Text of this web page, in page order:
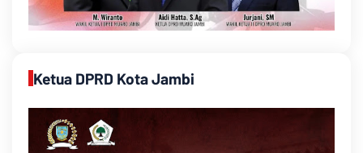
Ketua DPRD Kota Jambi